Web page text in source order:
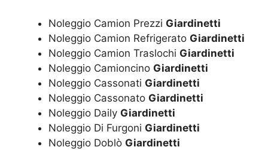
Noleggio Camion Prezzi Giardinetti
Noleggio Camion Refrigerato Giardinetti
Noleggio Camion Traslochi Giardinetti
Noleggio Camioncino Giardinetti
Noleggio Cassonati Giardinetti
Noleggio Cassonato Giardinetti
Noleggio Daily Giardinetti
Noleggio Di Furgoni Giardinetti
Noleggio Doblò Giardinetti